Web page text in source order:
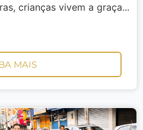
crianças vivem a graça...
MAIS